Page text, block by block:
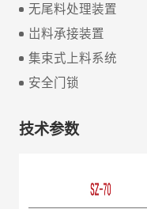
无尾料处理装置
岀料承接装置
集束式上料系统
安全门锁
技术参数